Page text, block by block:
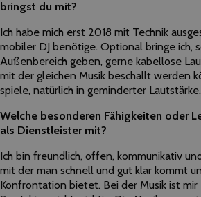
bringst du mit?
Ich habe mich erst 2018 mit Technik
mobiler DJ benötige. Optional bringe ich,
Außenbereich geben, gerne kabellose
mit der gleichen Musik beschallt werden
spiele, natürlich in geminderter Lautstärke.
Welche besonderen Fähigkeiten oder
als Dienstleister mit?
Ich bin freundlich, offen, kommunikativ
mit der man schnell und gut klar kommt
Konfrontation bietet. Bei der Musik ist